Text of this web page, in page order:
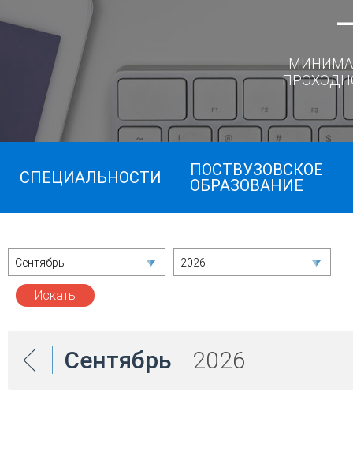
СПЕЦИАЛЬНОСТИ
ПОСТВУЗОВСКОЕ
ОБРАЗОВАНИЕ
Сентябрь 2026
Сентябрь 2026